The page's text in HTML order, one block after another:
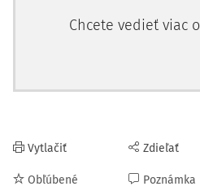
Chcete vedieť viac o
Vytlačiť
Obľúbené
Zdieľať
Poznámka